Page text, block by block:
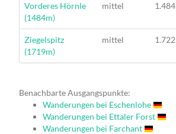
Wanderung
Vorderes Hörnle
(1484m)
mittel 1.484
Wanderung
Ziegelspitz
(1719m)
mittel 1.722
Benachbarte Ausgangspunkte:
Wanderungen bei Eschenlohe
Wanderungen bei Ettaler Forst
Wanderungen bei Farchant